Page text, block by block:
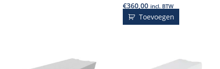
€360,00 incl. BTW
Toevoegen